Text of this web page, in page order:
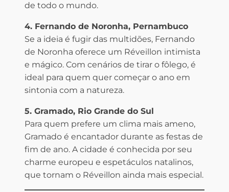
de todo o mundo.
4. Fernando de Noronha, Pernambuco
Se a ideia é fugir das multidões, Fernando
de Noronha oferece um Réveillon intimista
e mágico. Com cenários de tirar o fôlego, é
ideal para quem quer começar o ano em
sintonia com a natureza.
5. Gramado, Rio Grande do Sul
Para quem prefere um clima mais ameno,
Gramado é encantador durante as festas de
fim de ano. A cidade é conhecida por seu
charme europeu e espetáculos natalinos,
que tornam o Réveillon ainda mais especial.